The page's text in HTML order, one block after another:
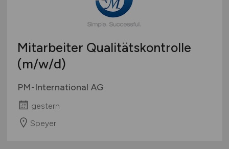
Mitarbeiter Qualitätskontrolle
(m/w/d)
PM-International AG
gestern
Speyer